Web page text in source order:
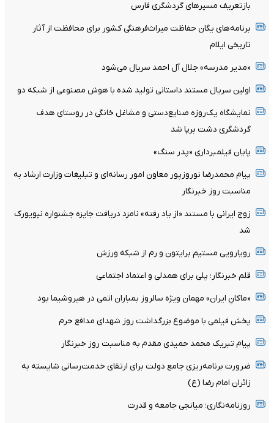
بازتعریف مسیرهای گردشگری فارس
برنامه‌های یگان حفاظت میراث‌فرهنگی کشور برای محافظت از آثار
تاریخی ایلام
«مدیر مدرسه» جلال آل احمد سریال می‌شود
اولین سریال مستند داستانی تولید شده با هوش مصنوعی از شبکه دو
نمایشگاه یک‌روزه صنایع‌دستی و مشاغل خانگی در روستای هدف
گردشگری دشت برپا شد
پایان فیلمبرداری «پدر سنگ»
پیام محمدرضا نوروزپور معاون امور رسانه‌ای و تبلیغات وزارت ارشاد به
مناسبت روز خبرنگار
زوج ایرانی با مستند «از یاد رفته» نامزد دریافت جایزه جشنواره نیویورک
شد
رویارویی مستیم برایتون و رم از شبکه ورزش
قلم خبرنگار؛ پلی برای همدلی و اعتماد اجتماعی
«ماکانِ ایران» مهمان ویژه سالروز بمباران اتمی در هیروشیما بود
پخش فیلمی با موضوع بزرگداشت روز شهدای مدافع حرم
پیام تبریک محمد حمیدی مقدم به مناسبت روز خبرنگار
ضرورت برنامه‌ریزی جامع دولت برای ارتقای خدمت‌رسانی شایسته به
زائران امام رضا (ع)
روزنامه‌نگاری؛ میانجی جامعه و قدرت